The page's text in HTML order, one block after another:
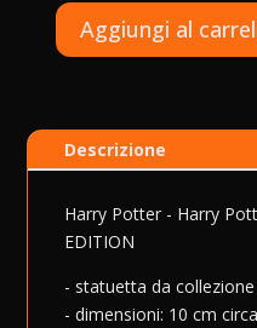
Funko
Harry
Potter
Harry
Potter
Aggiungi al
Descrizione
Harry Potter - Harry
EDITION
- statuetta da collezione
- dimensioni: 10 cm circa